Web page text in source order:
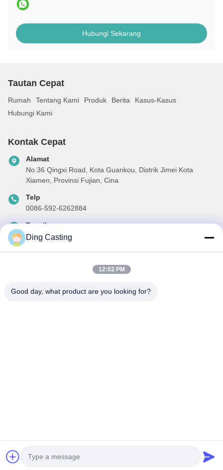
Hubungi Sekarang
Tautan Cepat
Rumah Tentang Kami Produk Berita
Kasus-Kasus
Hubungi Kami
Kontak Cepat
Alamat
No.36 Qingxi Road, Kota Guankou, Distrik Jimei Kota
Xiamen, Provinsi Fujian, Cina
Telp
0086-592-6262884
E-mail
dzivy@idzxm.cn
Langganan buletin kami untuk diskon dan banyak lagi.
Ding Casting
12:02 PM
Good day, what product are you looking for?